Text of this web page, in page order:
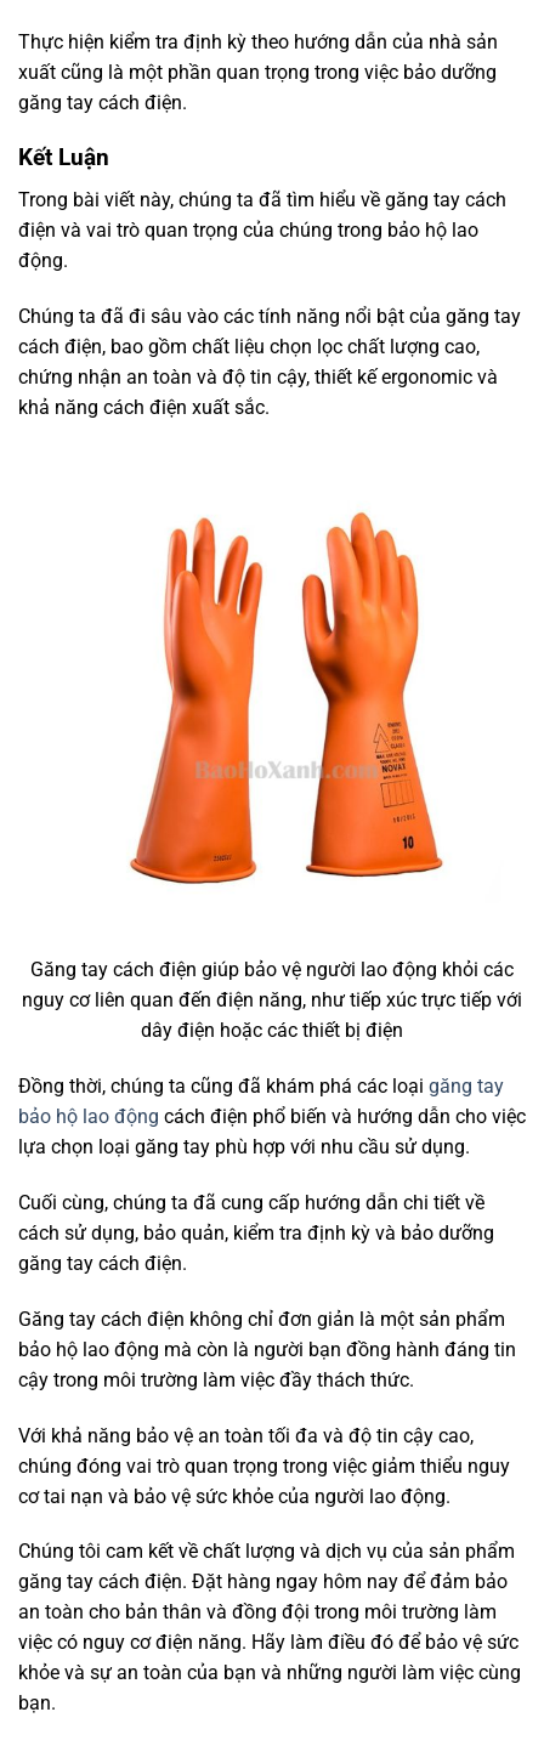
Thực hiện kiểm tra định kỳ theo hướng dẫn của nhà sản
xuất cũng là một phần quan trọng trong việc bảo dưỡng
găng tay cách điện.
Kết Luận
Trong bài viết này, chúng ta đã tìm hiểu về găng tay cách
điện và vai trò quan trọng của chúng trong bảo hộ lao
động.
Chúng ta đã đi sâu vào các tính năng nổi bật của găng tay
cách điện, bao gồm chất liệu chọn lọc chất lượng cao,
chứng nhận an toàn và độ tin cậy, thiết kế ergonomic và
khả năng cách điện xuất sắc.
Găng tay cách điện giúp bảo vệ người lao động khỏi các
nguy cơ liên quan đến điện năng, như tiếp xúc trực tiếp với
dây điện hoặc các thiết bị điện
Đồng thời, chúng ta cũng đã khám phá các loại găng tay
bảo hộ lao động cách điện phổ biến và hướng dẫn cho việc
lựa chọn loại găng tay phù hợp với nhu cầu sử dụng.
Cuối cùng, chúng ta đã cung cấp hướng dẫn chi tiết về
cách sử dụng, bảo quản, kiểm tra định kỳ và bảo dưỡng
găng tay cách điện.
Găng tay cách điện không chỉ đơn giản là một sản phẩm
bảo hộ lao động mà còn là người bạn đồng hành đáng tin
cậy trong môi trường làm việc đầy thách thức.
Với khả năng bảo vệ an toàn tối đa và độ tin cậy cao,
chúng đóng vai trò quan trọng trong việc giảm thiểu nguy
cơ tai nạn và bảo vệ sức khỏe của người lao động.
Chúng tôi cam kết về chất lượng và dịch vụ của sản phẩm
găng tay cách điện. Đặt hàng ngay hôm nay để đảm bảo
an toàn cho bản thân và đồng đội trong môi trường làm
việc có nguy cơ điện năng. Hãy làm điều đó để bảo vệ sức
khỏe và sự an toàn của bạn và những người làm việc cùng
bạn.